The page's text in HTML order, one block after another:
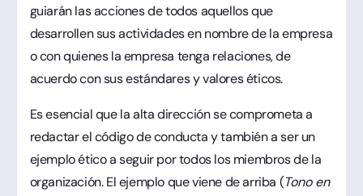
guiarán las acciones de todos aquellos que
desarrollen sus actividades en nombre de la empresa
o con quienes la empresa tenga relaciones, de
acuerdo con sus estándares y valores éticos.
Es esencial que la alta dirección se comprometa a
redactar el código de conducta y también a ser un
ejemplo ético a seguir por todos los miembros de la
organización. El ejemplo que viene de arriba (Tono en